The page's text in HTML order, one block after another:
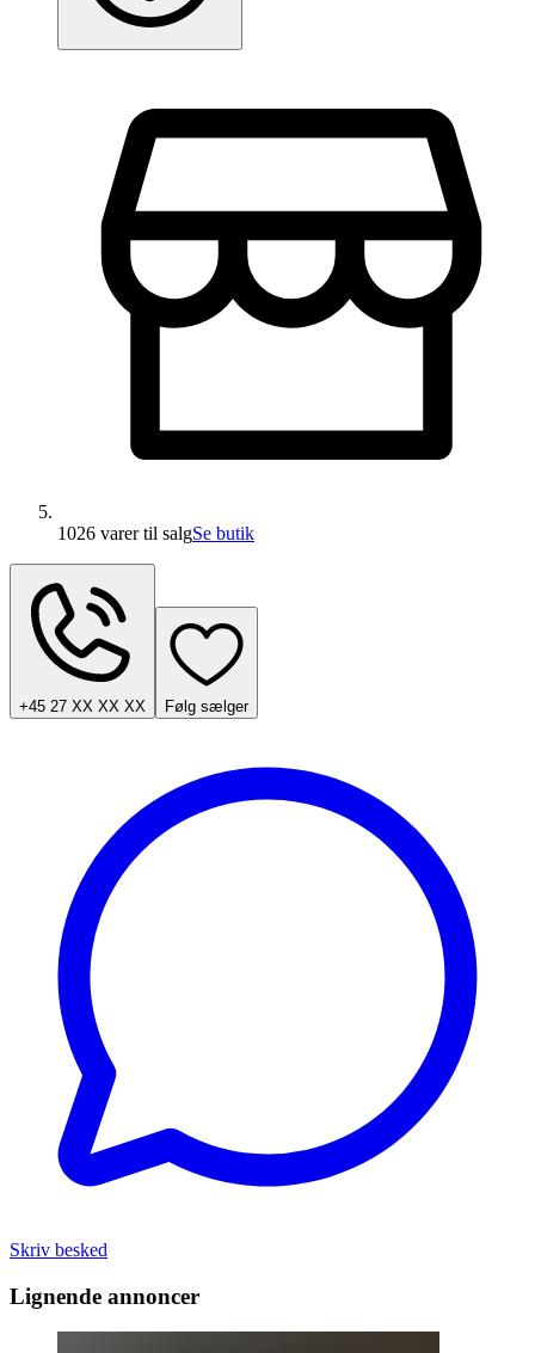
1026 varertil salgSe butik
+45 27 XX XX XX Følg sælger
Skriv besked
Lignende annoncer